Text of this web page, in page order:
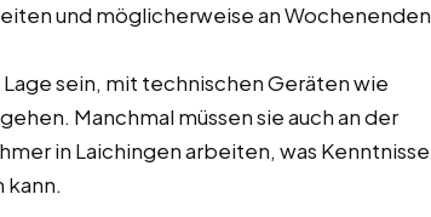
und möglicherweise an Wochenenden
Lage sein, mit technischen Geräten wie
Manchmal müssen sie auch an der
in Laichingen arbeiten, was Kenntnisse